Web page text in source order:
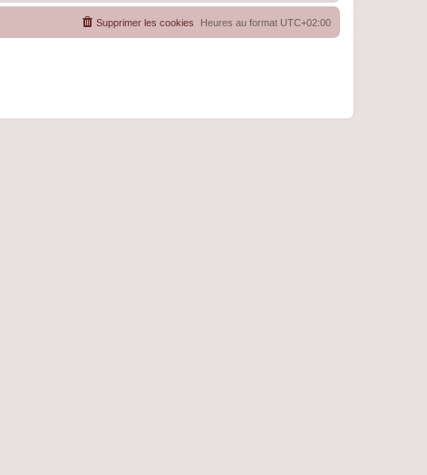
Heures au format UTC+02:00
Supprimer les cookies